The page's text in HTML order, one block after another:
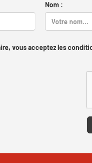
Nom :
vous acceptez les